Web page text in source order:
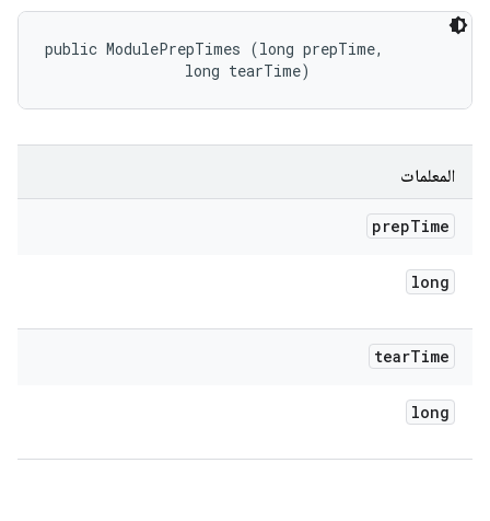
public ModulePrepTimes (long prepTime,
                long tearTime)
المعلمات
prepTime
long
tearTime
long